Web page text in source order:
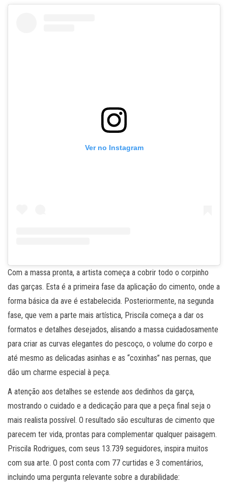
Ver no Instagram
Com a massa pronta, a artista começa a cobrir todo o corpinho
das garças. Esta é a primeira fase da aplicação do cimento, onde a
forma básica da ave é estabelecida. Posteriormente, na segunda
fase, que vem a parte mais artística, Priscila começa a dar os
formatos e detalhes desejados, alisando a massa cuidadosamente
para criar as curvas elegantes do pescoço, o volume do corpo e
até mesmo as delicadas asinhas e as “coxinhas” nas pernas, que
dão um charme especial à peça.
A atenção aos detalhes se estende aos dedinhos da garça,
mostrando o cuidado e a dedicação para que a peça final seja o
mais realista possível. O resultado são esculturas de cimento que
parecem ter vida, prontas para complementar qualquer paisagem.
Priscila Rodrigues, com seus 13.739 seguidores, inspira muitos
com sua arte. O post conta com 77 curtidas e 3 comentários,
incluindo uma pergunta relevante sobre a durabilidade: